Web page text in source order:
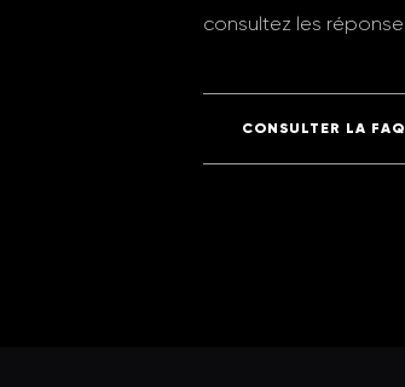
consultez les
CONSULTER LA FAQ